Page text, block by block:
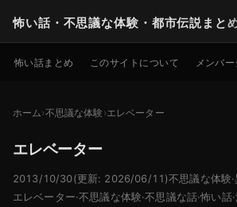
怖い話・不思議な体験・都市伝説まと
怖い話まとめ このサイトについて メンバ
ホーム 不思議な体験 エレベーター
エレベーター
2013/10/30(更新: 2026/06/11)不思議な体験·
エレベーター·不思議な体験·不思議な話·怖い話·